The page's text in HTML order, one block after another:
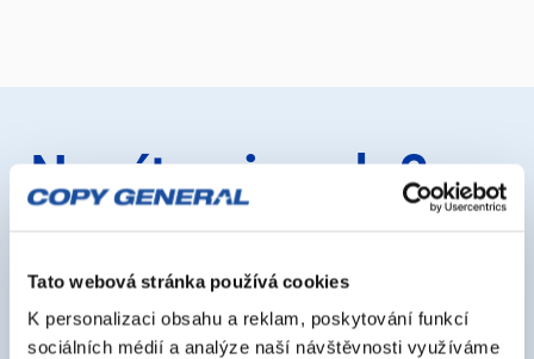
Tato webová stránka používá cookies
K personalizaci obsahu a reklam, poskytování funkcí
sociálních médií a analýze naší návštěvnosti využíváme
Nevíte si rady?
Nechce se vám
na pobočku?